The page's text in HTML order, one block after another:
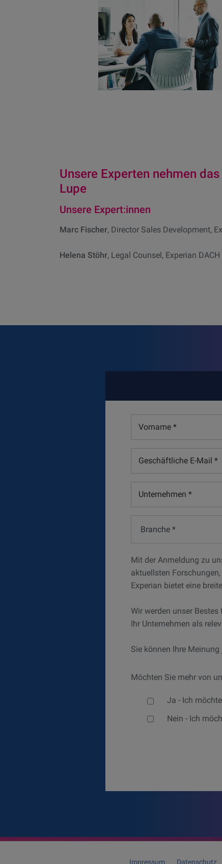
Unsere Experten nehmen
Lupe
Unsere Expert:innen
Marc Fischer, Director Sales Development,
Helena Stöhr, Legal Counsel, Experian DACH
Mail
Mit der Anmeldung zu
aktuellsten
Experian bietet eine
Wir werden unser
Ihr Unternehmen als
Sie können Ihre
Möchten Sie mehr von
Would you like to hear
Ja - Ich
Nein - Ich
Impressum Datenschutz